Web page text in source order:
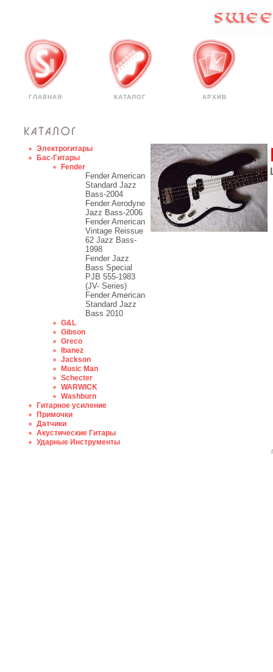
ГЛАВНАЯ КАТАЛОГ АРХИВ
Электрогитары
Бас-Гитары
Fender
Fender American
Standard Jazz
Bass-2004
Fender Aerodyne
Jazz Bass-2006
Fender American
Vintage Reissue
62 Jazz Bass-
1998
Fender Jazz
Bass Special
PJB 555-1983
(JV- Series)
Fender American
Standard Jazz
Bass 2010
G&L
Gibson
Greco
Ibanez
Jackson
Music Man
Schecter
WARWICK
Washburn
Гитарное усиление
Примочки
Датчики
Акустические Гитары
Ударные Инструменты